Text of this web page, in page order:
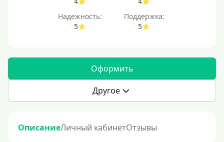
Надежность:
5
Поддержка:
5
Оформить
Другое
ОписаниеЛичный кабинетОтзывы